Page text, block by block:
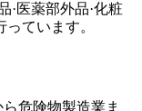
·医薬部外品·化粧
ています。
危険物製造業ま